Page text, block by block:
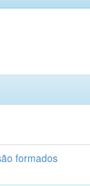
formados